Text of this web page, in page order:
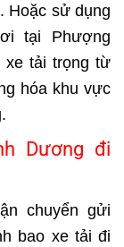
Hoặc sử dụng
tại Phượng
xe tải trọng từ
hóa khu vực
Dương đi
chuyển gửi
bao xe tải đi